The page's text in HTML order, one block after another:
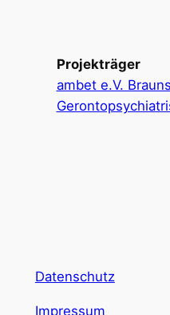
Projekträger
ambet e.V.
Datenschutz
Impressum